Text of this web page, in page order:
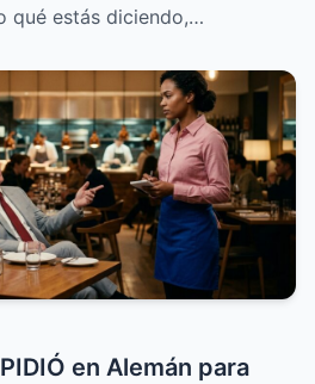
qué estás diciendo,…
en Alemán para